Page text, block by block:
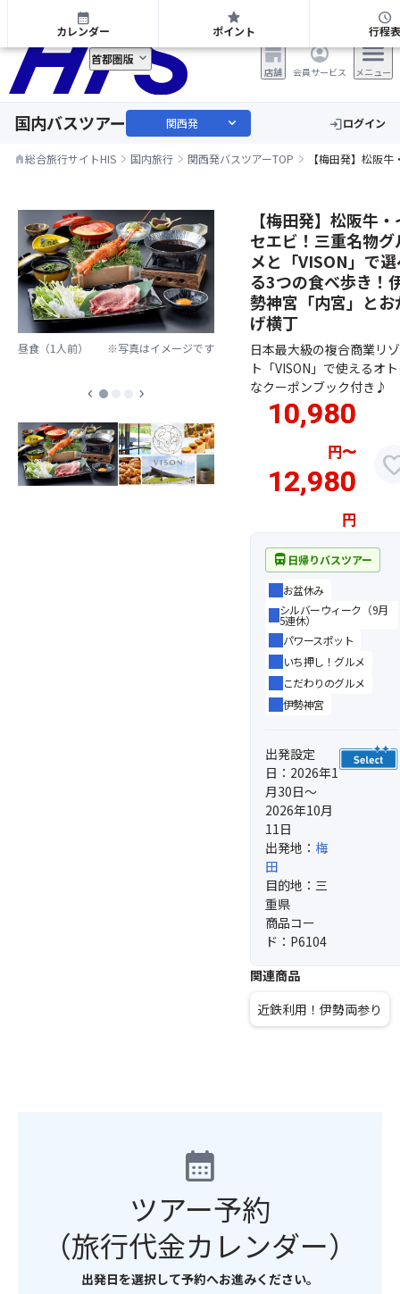
関西発 日帰り・宿泊バスツアー
首都圏版
店舗 会員サービス メニュー
国内バスツアー 関西発 expand_more loginログイン
home総合旅行サイトHIS 国内旅行 関西発バスツアーTOP 【梅田発】松阪
昼食（1人前） ※写真はイメージです
chevron_left chevron_right
【梅田発】松阪牛・
セエビ！三重名物グ
メと「VISON」で
る3つの食べ歩き！
勢神宮「内宮」とお
げ横丁
日本最大級の複合商業リ
ト「VISON」で使えるオ
なクーポンブック付き♪
10,980
円〜
12,980
円
directions_bus 日帰りバスツアー
お盆休み
シルバーウィーク（9月
5連休）
パワースポット
いち押し！グルメ
こだわりのグルメ
伊勢神宮
出発設定
日：2026年1
月30日～
2026年10月
11日
出発地： 梅
田
目的地：三
重県
商品コー
ド：P6104
関連商品
近鉄利用！伊勢両参り
calendar_month
ツアー予約
（旅行代金カレンダー）
出発日を選択して予約へお進みください。
calendar_month
カレンダー
star
ポイント
schedule
行程表